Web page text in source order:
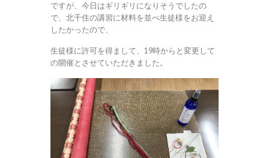
ですが、今日はギリギリになりそうでしたの
で、北千住の講習に材料を並べ生徒様をお迎え
したかったので、
生徒様に許可を得まして、19時からと変更して
の開催とさせていただきました。